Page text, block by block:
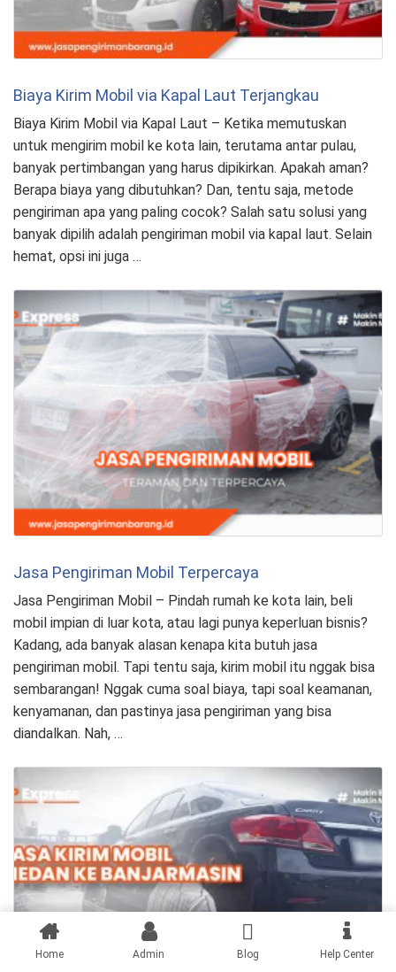
Biaya Kirim Mobil via Kapal Laut Terjangkau
Biaya Kirim Mobil via Kapal Laut – Ketika memutuskan
untuk mengirim mobil ke kota lain, terutama antar pulau,
banyak pertimbangan yang harus dipikirkan. Apakah aman?
Berapa biaya yang dibutuhkan? Dan, tentu saja, metode
pengiriman apa yang paling cocok? Salah satu solusi yang
banyak dipilih adalah pengiriman mobil via kapal laut. Selain
hemat, opsi ini juga …
Jasa Pengiriman Mobil Terpercaya
Jasa Pengiriman Mobil – Pindah rumah ke kota lain, beli
mobil impian di luar kota, atau lagi punya keperluan bisnis?
Kadang, ada banyak alasan kenapa kita butuh jasa
pengiriman mobil. Tapi tentu saja, kirim mobil itu nggak bisa
sembarangan! Nggak cuma soal biaya, tapi soal keamanan,
kenyamanan, dan pastinya jasa pengiriman yang bisa
diandalkan. Nah, …
Home Admin Blog Help Center